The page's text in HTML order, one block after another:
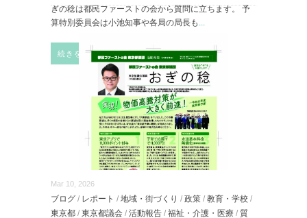
ぎの稔は都民ファーストの会から質問に立ちます。 予
算特別委員会は小池知事や各局の局長も
続きを読む
Mar 10, 2026
ブログ / レポート / 地域・街づくり / 政策 / 教育・学校 /
東京都 / 東京都議会 / 活動報告 / 福祉・介護・医療 / 質